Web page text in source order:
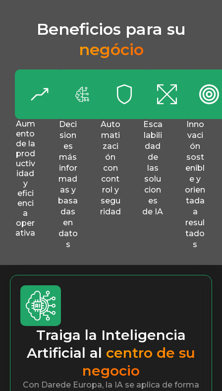
Beneficios para su
negócio
Aum
ento
de la
prod
uctiv
idad
y
efici
enci
a
oper
ativa
Deci
sion
es
más
infor
mad
as y
basa
das
en
dato
s
Auto
mati
zaci
ón
con
cont
rol y
segu
ridad
Esca
labili
dad
de
las
solu
cion
es
de IA
Inno
vaci
ón
sost
enibl
e y
orien
tada
a
resul
tado
s
Traiga la Inteligencia
Artificial al centro de su
negocio
Con Darede Europa, la IA se aplica de forma